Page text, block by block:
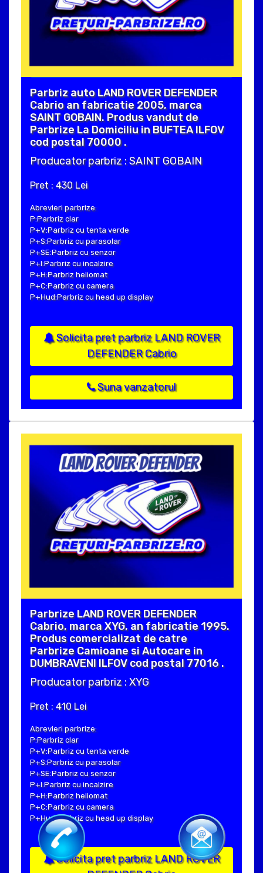
Parbriz auto LAND ROVER DEFENDER
Cabrio an fabricatie 2005, marca
SAINT GOBAIN. Produs vandut de
Parbrize La Domiciliu in BUFTEA ILFOV
cod postal 70000 .
Producator parbriz : SAINT GOBAIN
Pret : 430 Lei
Abrevieri parbrize:
P:Parbriz clar
P+V:Parbriz cu tenta verde
P+S:Parbriz cu parasolar
P+SE:Parbriz cu senzor
P+I:Parbriz cu incalzire
P+H:Parbriz heliomat
P+C:Parbriz cu camera
P+Hud:Parbriz cu head up display
Solicita pret parbriz LAND ROVER
DEFENDER Cabrio
Suna vanzatorul
Parbrize LAND ROVER DEFENDER
Cabrio, marca XYG, an fabricatie 1995.
Produs comercializat de catre
Parbrize Camioane si Autocare in
DUMBRAVENI ILFOV cod postal 77016 .
Producator parbriz : XYG
Pret : 410 Lei
Abrevieri parbrize:
P:Parbriz clar
P+V:Parbriz cu tenta verde
P+S:Parbriz cu parasolar
P+SE:Parbriz cu senzor
P+I:Parbriz cu incalzire
P+H:Parbriz heliomat
P+C:Parbriz cu camera
P+Hud:Parbriz cu head up display
Solicita pret parbriz LAND ROVER